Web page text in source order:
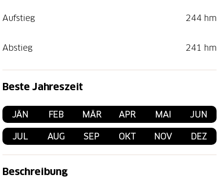
Aufstieg 244 hm
Abstieg 241 hm
Beste Jahreszeit
JÄN FEB MÄR APR MAI JUN
JUL AUG SEP OKT NOV DEZ
Beschreibung